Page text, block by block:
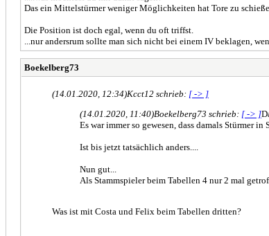
Das ein Mittelstürmer weniger Möglichkeiten hat Tore zu
Die Position ist doch egal, wenn du oft triffst.
...nur andersrum sollte man sich nicht bei einem IV beklagen,
Boekelberg73
(14.01.2020, 12:34)Kcct12 schrieb: [ -> ]
(14.01.2020, 11:40)Boekelberg73 schrieb: [ -> ]
Es war immer so gewesen, dass damals Stürmer
Ist bis jetzt tatsächlich anders....
Nun gut...
Als Stammspieler beim Tabellen 4 nur 2 mal
Was ist mit Costa und Felix beim Tabellen dritten?